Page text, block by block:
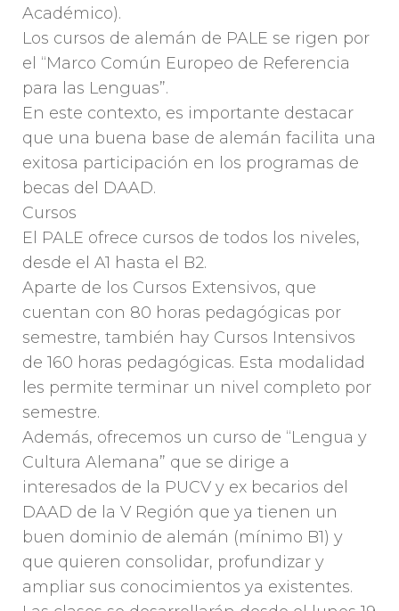
Académico).
Los cursos de alemán de PALE se rigen por
el “Marco Común Europeo de Referencia
para las Lenguas”.
En este contexto, es importante destacar
que una buena base de alemán facilita una
exitosa participación en los programas de
becas del DAAD.
Cursos
El PALE ofrece cursos de todos los niveles,
desde el A1 hasta el B2.
Aparte de los Cursos Extensivos, que
cuentan con 80 horas pedagógicas por
semestre, también hay Cursos Intensivos
de 160 horas pedagógicas. Esta modalidad
les permite terminar un nivel completo por
semestre.
Además, ofrecemos un curso de “Lengua y
Cultura Alemana” que se dirige a
interesados de la PUCV y ex becarios del
DAAD de la V Región que ya tienen un
buen dominio de alemán (mínimo B1) y
que quieren consolidar, profundizar y
ampliar sus conocimientos ya existentes.